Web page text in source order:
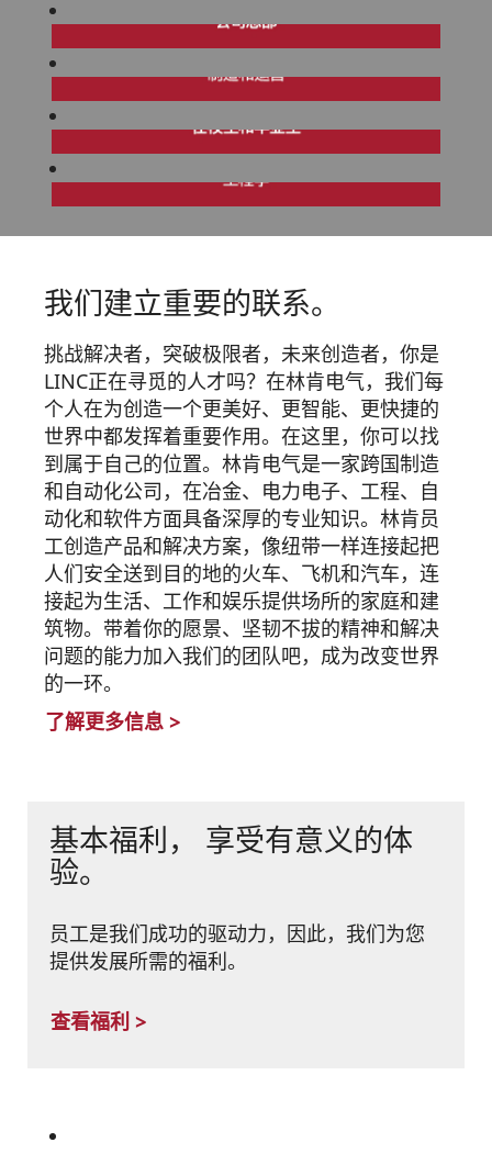
我们建立重要的联系。
挑战解决者，突破极限者，未来创造者，你是
LINC正在寻觅的人才吗？在林肯电气，我们每
个人在为创造一个更美好、更智能、更快捷的
世界中都发挥着重要作用。在这里，你可以找
到属于自己的位置。林肯电气是一家跨国制造
和自动化公司，在冶金、电力电子、工程、自
动化和软件方面具备深厚的专业知识。林肯员
工创造产品和解决方案，像纽带一样连接起把
人们安全送到目的地的火车、飞机和汽车，连
接起为生活、工作和娱乐提供场所的家庭和建
筑物。带着你的愿景、坚韧不拔的精神和解决
问题的能力加入我们的团队吧，成为改变世界
的一环。
了解更多信息 >
基本福利， 享受有意义的体
验。
员工是我们成功的驱动力，因此，我们为您
提供发展所需的福利。
查看福利 >